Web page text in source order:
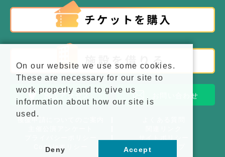
施設アクセス お問い合わせ
Cookieポリシー
サイトマップ
On our website we use some cookies.
These are necessary for our site to
work properly and to give us
information about how our site is
used.
Deny Accept